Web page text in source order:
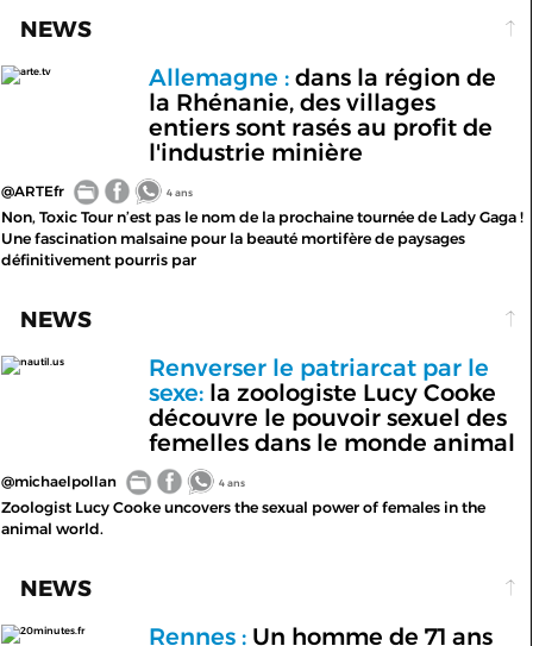
NEWS
arte.tv Allemagne :dans la région de
la Rhénanie, des villages
entiers sont rasés au profit de
l'industrie minière
@ARTEfr 4 ans
Non, Toxic Tour n’est pas le nom de la prochaine tournée de Lady Gaga !
Une fascination malsaine pour la beauté mortifère de paysages
définitivement pourris par
NEWS
nautil.us
Renverser le patriarcat par le
sexe:la zoologiste Lucy Cooke
découvre le pouvoir sexuel des
femelles dans le monde animal
@michaelpollan 4 ans
Zoologist Lucy Cooke uncovers the sexual power of females in the
animal world.
NEWS
20minutes.fr Rennes :Un homme de 71 ans